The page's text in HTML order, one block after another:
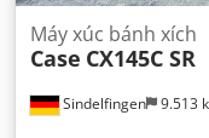
Sindelfingen 9.513
Máy xúc bánh xích
Case CX145C SR